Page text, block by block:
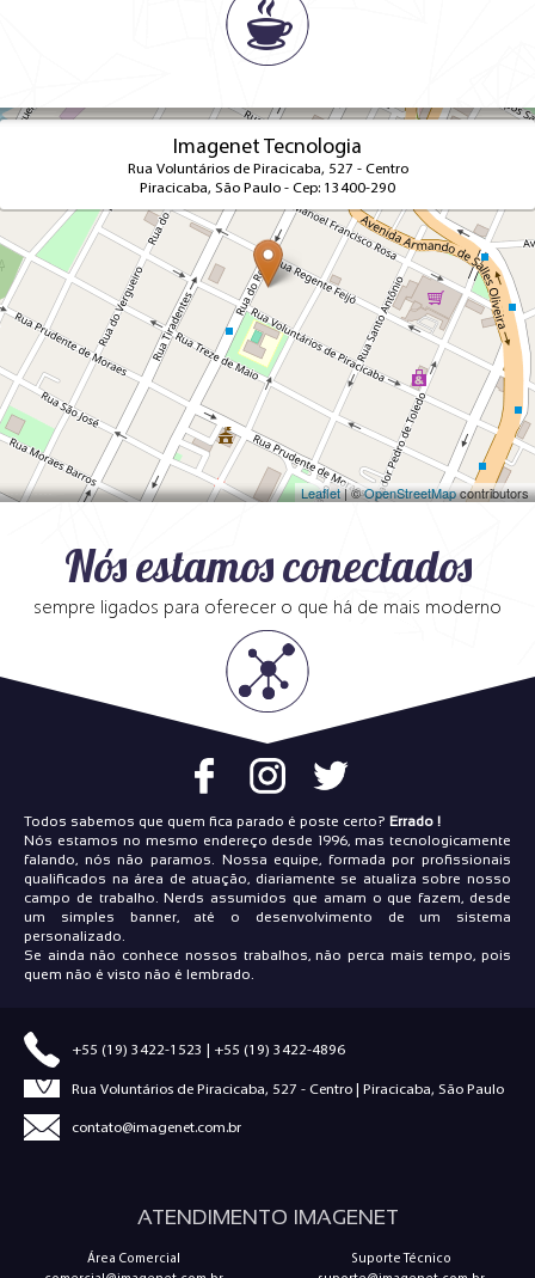
Leaflet| ©OpenStreetMapcontributors
Imagenet Tecnologia
Rua Voluntários de Piracicaba, 527 - Centro
Piracicaba, São Paulo - Cep: 13400-290
Nós estamos conectados
sempre ligados para oferecer o que há de mais moderno
Todos sabemos que quem fica parado é poste certo? Errado !
Nós estamos no mesmo endereço desde 1996, mas tecnologicamente
falando, nós não paramos. Nossa equipe, formada por profissionais
qualificados na área de atuação, diariamente se atualiza sobre nosso
campo de trabalho. Nerds assumidos que amam o que fazem, desde
um simples banner, até o desenvolvimento de um sistema
personalizado.
Se ainda não conhece nossos trabalhos, não perca mais tempo, pois
quem não é visto não é lembrado.
+55 (19) 3422-1523 | +55 (19) 3422-4896
Rua Voluntários de Piracicaba, 527 - Centro | Piracicaba, São Paulo
contato@imagenet.com.br
ATENDIMENTO IMAGENET
Área Comercial
Suporte Técnico